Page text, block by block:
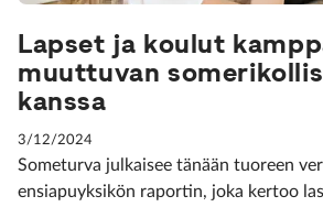
Lapset ja koulut
muuttuvan
kanssa
3/12/2024
Someturva julkaisee tänään tuoreen
ensiapuyksikön raportin, joka kertoo